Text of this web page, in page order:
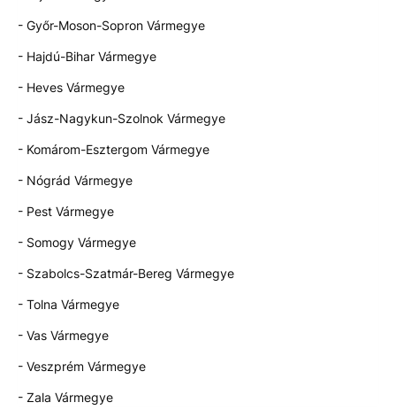
- Győr-Moson-Sopron Vármegye
- Hajdú-Bihar Vármegye
- Heves Vármegye
- Jász-Nagykun-Szolnok Vármegye
- Komárom-Esztergom Vármegye
- Nógrád Vármegye
- Pest Vármegye
- Somogy Vármegye
- Szabolcs-Szatmár-Bereg Vármegye
- Tolna Vármegye
- Vas Vármegye
- Veszprém Vármegye
- Zala Vármegye